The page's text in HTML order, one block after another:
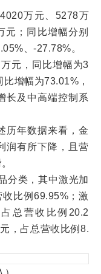
万元、5278万
元；同比增幅分别
、-27.78%。
元，同比增幅为3
增幅为73.01%，
长及中高端控制系
历年数据来看，金
润有所下降，且营
分类，其中激光加
比例69.95%；激
总营收比例20.2
，占总营收比例8.